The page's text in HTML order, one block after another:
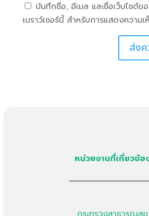
บันทึกชื่อ, อีเมล และชื่อเว็บไซต์ข
เบราว์เซอร์นี้ สำหรับการแสดงความ
หน่วยงานที่เกี่ยวข้อ